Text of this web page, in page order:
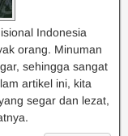
Indonesia
orang. Minuman
sehingga sangat
artikel ini, kita
segar dan lezat,